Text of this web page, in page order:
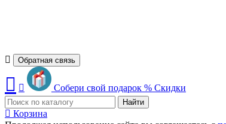
Обратная связь
Собери свой подарок % Скидки
Найти
Корзина